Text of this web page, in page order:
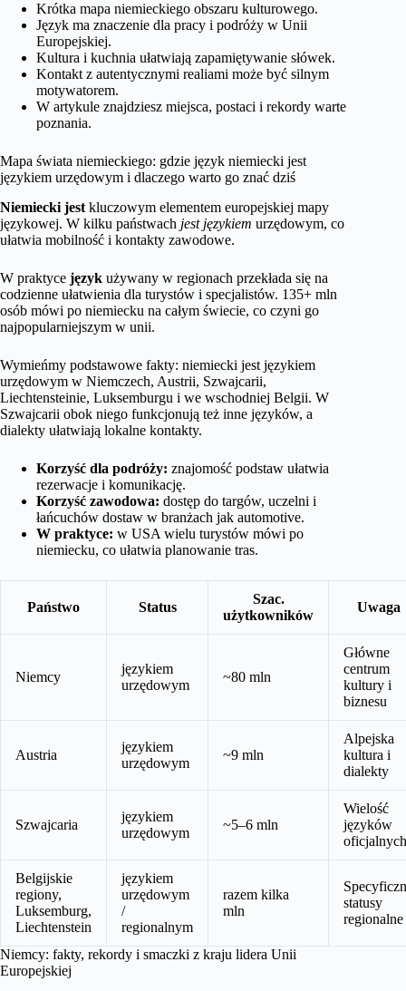
Krótka mapa niemieckiego obszaru kulturowego.
Język ma znaczenie dla pracy i podróży w Unii
Europejskiej.
Kultura i kuchnia ułatwiają zapamiętywanie słówek.
Kontakt z autentycznymi realiami może być silnym
motywatorem.
W artykule znajdziesz miejsca, postaci i rekordy warte
poznania.
Mapa świata niemieckiego: gdzie język niemiecki jest
językiem urzędowym i dlaczego warto go znać dziś
Niemiecki jest kluczowym elementem europejskiej mapy
językowej. W kilku państwach jest językiem urzędowym, co
ułatwia mobilność i kontakty zawodowe.
W praktyce język używany w regionach przekłada się na
codzienne ułatwienia dla turystów i specjalistów. 135+ mln
osób mówi po niemiecku na całym świecie, co czyni go
najpopularniejszym w unii.
Wymieńmy podstawowe fakty: niemiecki jest językiem
urzędowym w Niemczech, Austrii, Szwajcarii,
Liechtensteinie, Luksemburgu i we wschodniej Belgii. W
Szwajcarii obok niego funkcjonują też inne języków, a
dialekty ułatwiają lokalne kontakty.
Korzyść dla podróży: znajomość podstaw ułatwia
rezerwacje i komunikację.
Korzyść zawodowa: dostęp do targów, uczelni i
łańcuchów dostaw w branżach jak automotive.
W praktyce: w USA wielu turystów mówi po
niemiecku, co ułatwia planowanie tras.
Państwo Status
Szac.
użytkowników
Uwaga
Niemcy
językiem
urzędowym
~80 mln
Główne
centrum
kultury i
biznesu
Austria
językiem
urzędowym
~9 mln
Alpejska
kultura i
dialekty
Szwajcaria
językiem
urzędowym
~5–6 mln
Wielość
języków
oficjalnych
Belgijskie
regiony,
Luksemburg,
Liechtenstein
językiem
urzędowym
/
regionalnym
razem kilka
mln
statusy
regionalne
Niemcy: fakty, rekordy i smaczki z kraju lidera Unii
Europejskiej